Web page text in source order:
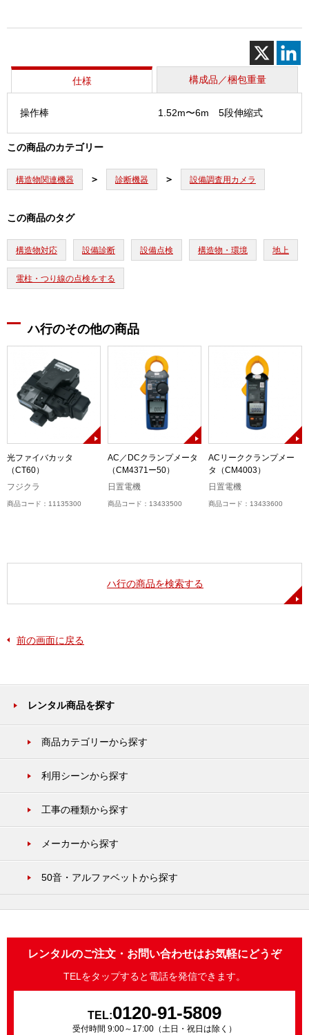
ラ
ケ
ー
工
仕様 構成品／梱包重量
操作棒 1.52m〜6m 5段伸縮式
この商品のカテゴリー
構造物関連機器 診断機器 設備調査用カメラ
この商品のタグ
構造物対応 設備診断 設備点検 構造物・環境 地上
電柱・つり線の点検をする
ハ行のその他の商品
光ファイバカッタ
（CT60）
フジクラ
商品コード：11135300
AC／DCクランプメータ
（CM4371ー50）
日置電機
商品コード：13433500
ACリーククランプメー
タ（CM4003）
日置電機
商品コード：13433600
ハ行の商品を検索する
前の画面に戻る
レンタル商品を探す
商品カテゴリーから探す
利用シーンから探す
工事の種類から探す
メーカーから探す
50音・アルファベットから探す
レンタルのご注文・お問い合わせはお気軽にどうぞ
TELをタップすると電話を発信できます。
TEL:0120-91-5809
受付時間 9:00～17:00（土日・祝日は除く）